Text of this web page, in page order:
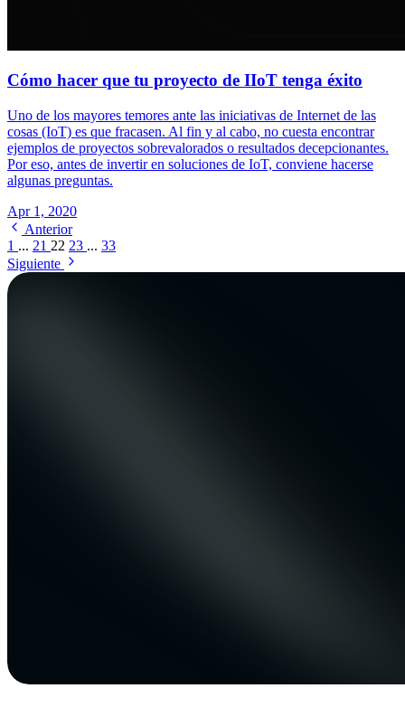
Cómo hacer que tu proyecto de IIoT tenga éxito
Uno de los mayores temores ante las iniciativas de Internet de las
cosas (IoT) es que fracasen. Al fin y al cabo, no cuesta encontrar
ejemplos de proyectos sobrevalorados o resultados decepcionantes.
Por eso, antes de invertir en soluciones de IoT, conviene hacerse
algunas preguntas.
Apr 1, 2020
Anterior
1 ... 21 22 23 ... 33
Siguiente